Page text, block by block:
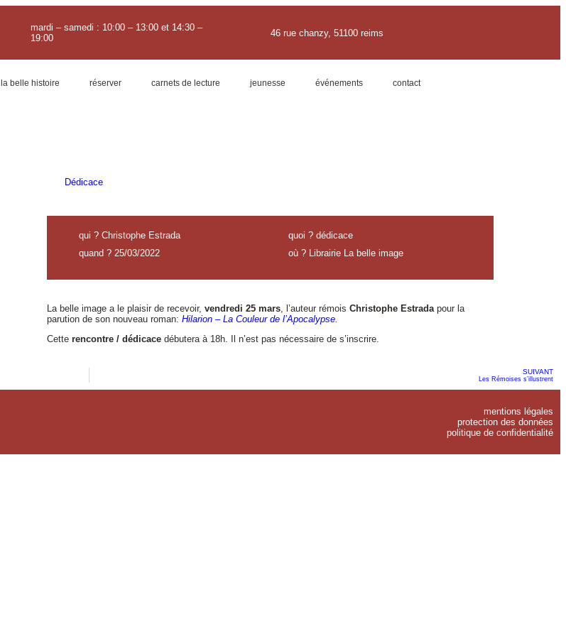
mardi – samedi : 10:00 – 13:00 et 14:30 –
19:00
46 rue chanzy, 51100 reims
la belle histoire réserver carnets de lecture jeunesse événements contact
Dédicace
qui ? Christophe Estrada
quand ? 25/03/2022
quoi ? dédicace
où ? Librairie La belle image
La belle image a le plaisir de recevoir,vendredi 25 mars, l’auteur rémois Christophe Estradapour la
parution de son nouveau roman:Hilarion – La Couleur de l’Apocalypse.
Cetterencontre / dédicacedébutera à 18h. Il n’est pas nécessaire de s’inscrire.
SUIVANT
Les Rémoises s’illustrent
mentions légales
protection des données
politique de confidentialité